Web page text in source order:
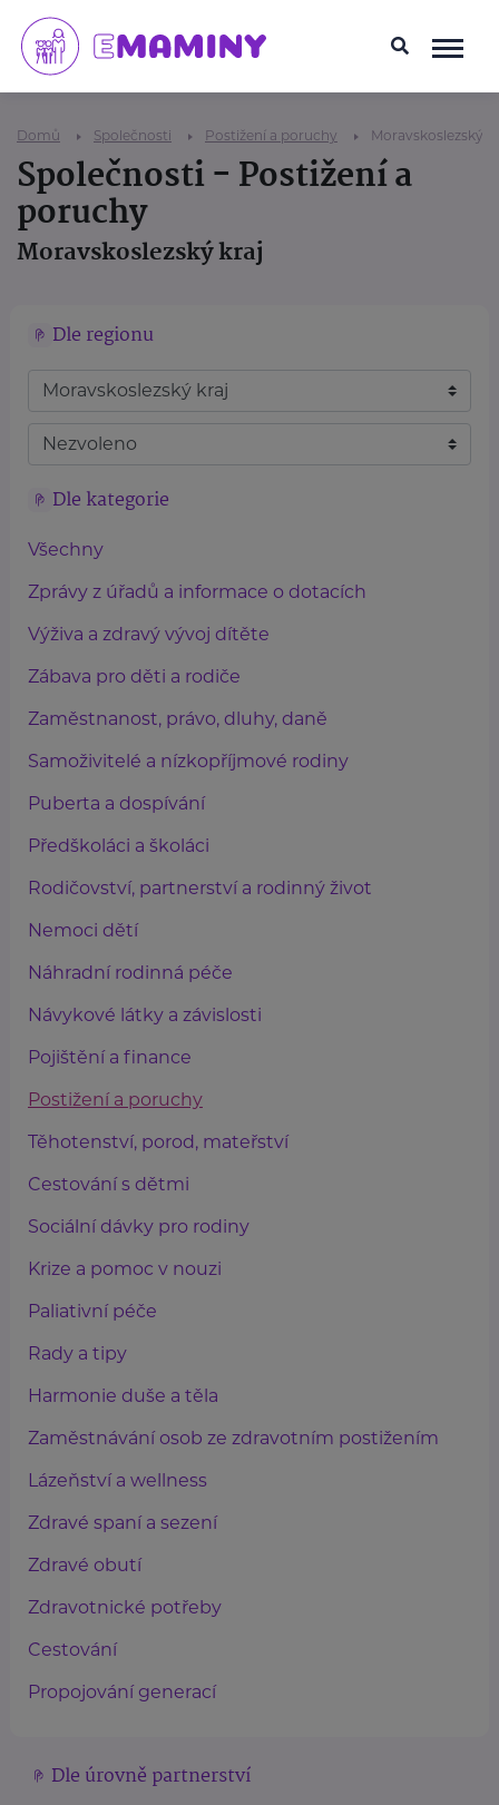
Domů Společnosti Postižení a poruchy Moravskoslezský
Společnosti - Postižení a
poruchy
Moravskoslezský kraj
Dle regionu
Dle kategorie
Všechny
Zprávy z úřadů a informace o dotacích
Výživa a zdravý vývoj dítěte
Zábava pro děti a rodiče
Zaměstnanost, právo, dluhy, daně
Samoživitelé a nízkopříjmové rodiny
Puberta a dospívání
Předškoláci a školáci
Rodičovství, partnerství a rodinný život
Nemoci dětí
Náhradní rodinná péče
Návykové látky a závislosti
Pojištění a finance
Postižení a poruchy
Těhotenství, porod, mateřství
Cestování s dětmi
Sociální dávky pro rodiny
Krize a pomoc v nouzi
Paliativní péče
Rady a tipy
Harmonie duše a těla
Zaměstnávání osob ze zdravotním postižením
Lázeňství a wellness
Zdravé spaní a sezení
Zdravé obutí
Zdravotnické potřeby
Cestování
Propojování generací
Dle úrovně partnerství